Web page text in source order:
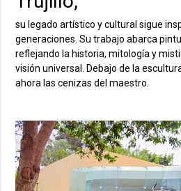
su legado artístico y cultural sigue
generaciones. Su trabajo abarca
reflejando la historia, mitología y
visión universal. Debajo de la
ahora las cenizas del maestro.